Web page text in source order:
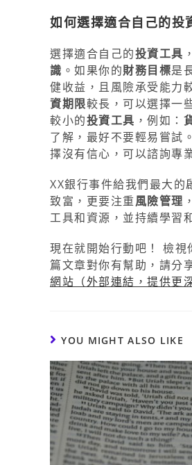
如何選擇適合自己的投
選擇適合自己的投資工具
識 。如果你的財務目標是
健收益，且風險承受能力
資期限較長，可以選擇一
較小的投資工具 ，例如：
了解，最好不要輕易嘗試
擇沒有信心，可以諮詢專
XX銀行事件給我們最大的
致富，更要注重風險管理
工具和資源，並持續學習
現在就開始行動吧！ 檢視
篇文章對你有幫助，請分
網站（外部連結，提供更
YOU MIGHT ALSO LIKE